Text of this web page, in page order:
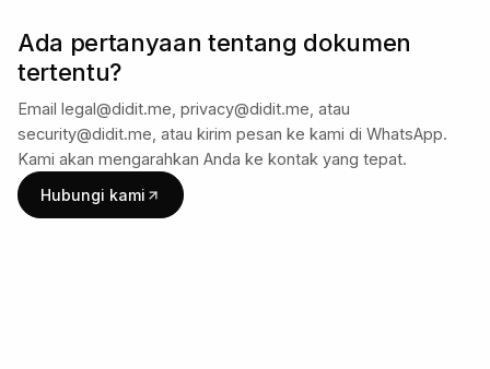
Ada pertanyaan tentang dokumen
tertentu?
Email legal@didit.me, privacy@didit.me, atau
security@didit.me, atau kirim pesan ke kami di WhatsApp.
Kami akan mengarahkan Anda ke kontak yang tepat.
Hubungi kami